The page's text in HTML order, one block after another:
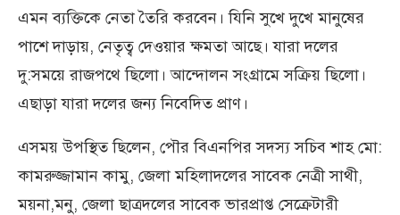
এমন ব্যক্তিকে নেতা তৈরি করবেন। যিনি সুখে দুখে মানুষের
পাশে দাড়ায়, নেতৃত্ব দেওয়ার ক্ষমতা আছে। যারা দলের
দু:সময়ে রাজপথে ছিলো। আন্দোলন সংগ্রামে সক্রিয় ছিলো।
এছাড়া যারা দলের জন্য নিবেদিত প্রাণ।
এসময় উপস্থিত ছিলেন, পৌর বিএনপির সদস্য সচিব শাহ মো:
কামরুজ্জামান কামু, জেলা মহিলাদলের সাবেক নেত্রী সাথী,
ময়না,মনু, জেলা ছাত্রদলের সাবেক ভারপ্রাপ্ত সেক্রেটারী